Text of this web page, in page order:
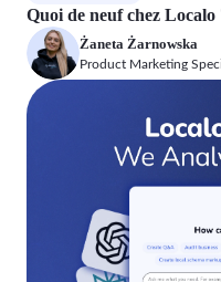
Quoi de neuf chez Localo
Żaneta Żarnowska
Product Marketing